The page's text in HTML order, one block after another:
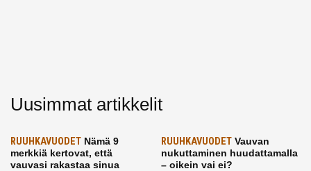
Uusimmat artikkelit
RUUHKAVUODET Nämä 9
merkkiä kertovat, että
vauvasi rakastaa sinua
RUUHKAVUODETVauvan
nukuttaminen huudattamalla
– oikein vai ei?